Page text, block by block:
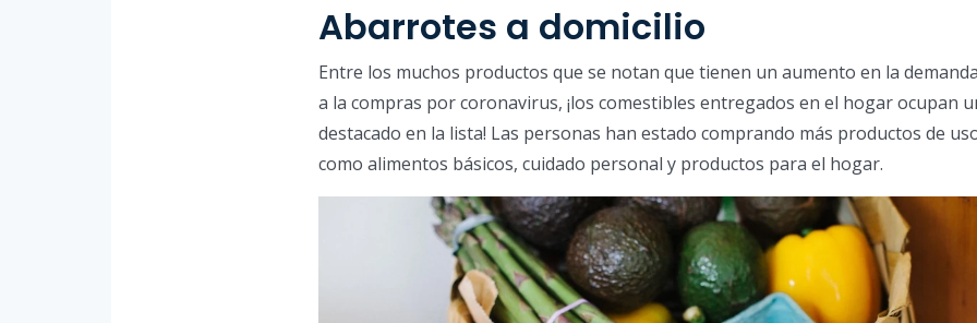
Abarrotes a domicilio
Entre los muchos productos que se notan que tienen un aumento en la
a la compras por coronavirus, ¡los comestibles entregados en el hogar ocupan
destacado en la lista! Las personas han estado comprando más productos de
como alimentos básicos, cuidado personal y productos para el hogar.